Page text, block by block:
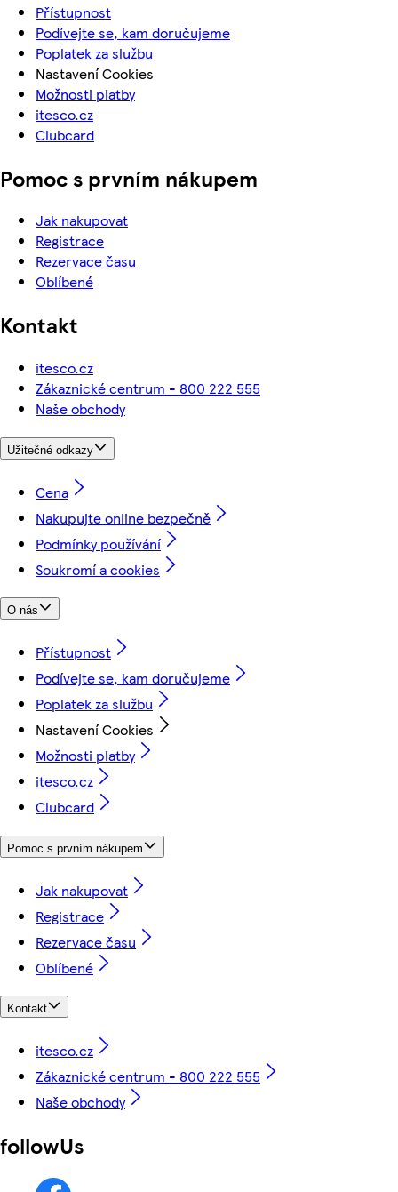
Přístupnost
Podívejte se, kam doručujeme
Poplatek za službu
Nastavení Cookies
Možnosti platby
itesco.cz
Clubcard
Pomoc s prvním nákupem
Jak nakupovat
Registrace
Rezervace času
Oblíbené
Kontakt
itesco.cz
Zákaznické centrum - 800 222 555
Naše obchody
Užitečné odkazy
Cena
Nakupujte online bezpečně
Podmínky používání
Soukromí a cookies
O nás
Přístupnost
Podívejte se, kam doručujeme
Poplatek za službu
Nastavení Cookies
Možnosti platby
itesco.cz
Clubcard
Pomoc s prvním nákupem
Jak nakupovat
Registrace
Rezervace času
Oblíbené
Kontakt
itesco.cz
Zákaznické centrum - 800 222 555
Naše obchody
followUs